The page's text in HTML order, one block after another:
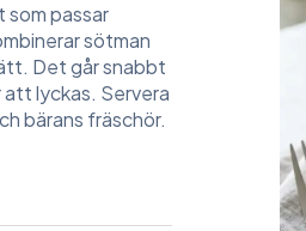
som passar
sötman
Det går snabbt
lyckas. Servera
bärans fräschör.